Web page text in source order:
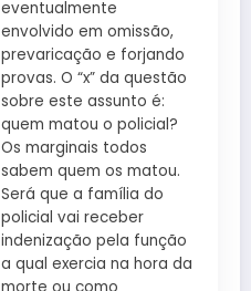
eventualmente
envolvido em omissão,
prevaricação e forjando
provas. O “x” da questão
sobre este assunto é:
quem matou o policial?
Os marginais todos
sabem quem os matou.
Será que a família do
policial vai receber
indenização pela função
a qual exercia na hora da